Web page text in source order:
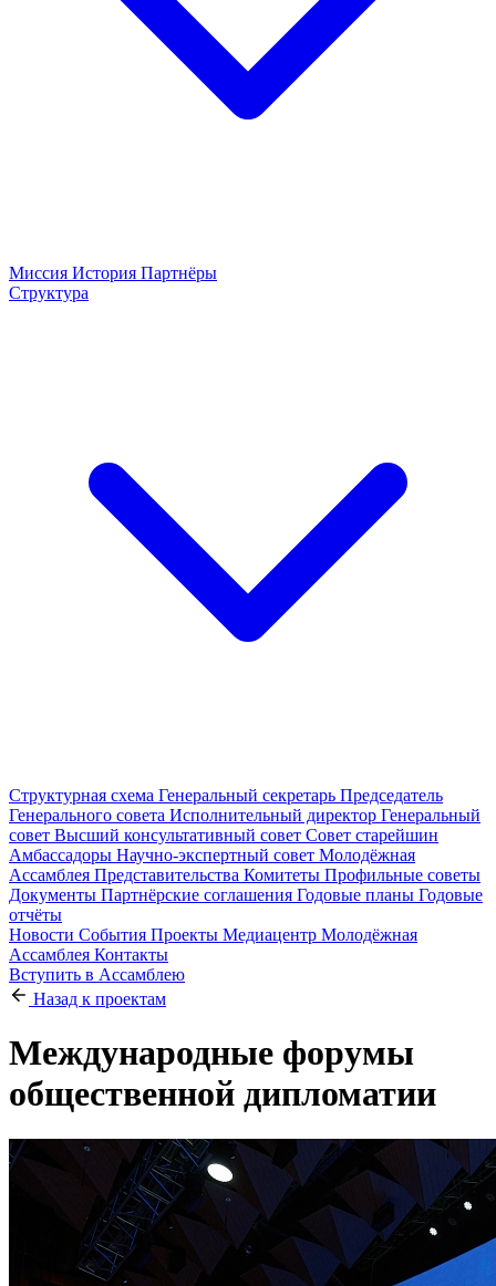
Миссия История Партнёры
Структура
Структурная схема Генеральный секретарь Председатель
Генерального совета Исполнительный директор Генеральный
совет Высший консультативный совет Совет старейшин
Амбассадоры Научно-экспертный совет Молодёжная
Ассамблея Представительства Комитеты Профильные советы
Документы Партнёрские соглашения Годовые планы Годовые
отчёты
Новости События Проекты Медиацентр Молодёжная
Ассамблея Контакты
Вступить в Ассамблею
Назад к проектам
Международные форумы
общественной дипломатии